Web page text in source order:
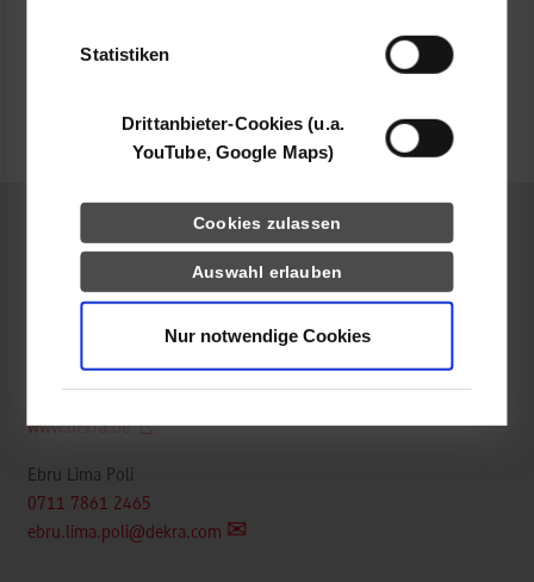
Statistiken
Drittanbieter-Cookies (u.a.
YouTube, Google Maps)
Cookies zulassen
Auswahl erlauben
Nur notwendige Cookies
Wirtschaftsinformatik / Industrie
www.dekra.de
Ebru Lima Poli
0711 7861 2465
ebru.lima.poli@dekra.com